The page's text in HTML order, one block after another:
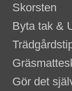
Skorsten
Byta tak &
Gör det